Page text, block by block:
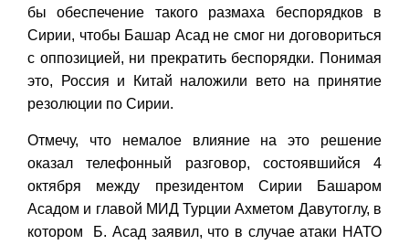
бы обеспечение такого размаха беспорядков в
Сирии, чтобы Башар Асад не смог ни договориться
с оппозицией, ни прекратить беспорядки. Понимая
это, Россия и Китай наложили вето на принятие
резолюции по Сирии.
Отмечу, что немалое влияние на это решение
оказал телефонный разговор, состоявшийся 4
октября между президентом Сирии Башаром
Асадом и главой МИД Турции Ахметом Давутоглу, в
котором Б. Асад заявил, что в случае атаки НАТО